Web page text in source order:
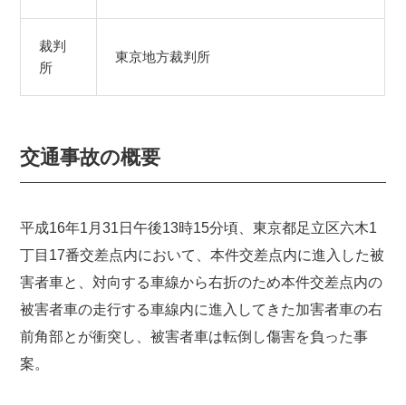
裁判
所
東京地方裁判所
交通事故の概要
平成16年1月31日午後13時15分頃、東京都足立区六木1
丁目17番交差点内において、本件交差点内に進入した被
害者車と、対向する車線から右折のため本件交差点内の
被害者車の走行する車線内に進入してきた加害者車の右
前角部とが衝突し、被害者車は転倒し傷害を負った事
案。